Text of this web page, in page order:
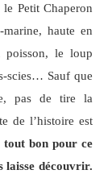
Petit Chaperon
haute en
poisson, le loup
scies… Sauf que
pas de tire la
de l’histoire est
tout bon pour ce
laisse découvrir.